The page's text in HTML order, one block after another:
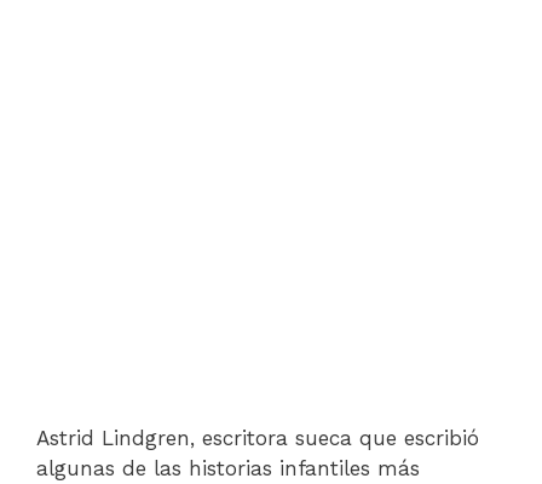
Astrid Lindgren, escritora sueca que escribió
algunas de las historias infantiles más